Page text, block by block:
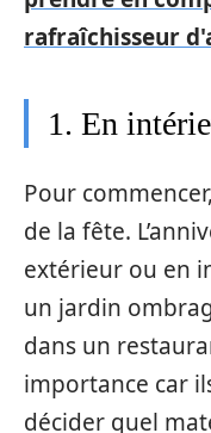
rafraîchisseur
1. En
Pour
de la fête.
extérieur ou en
un jardin
dans un
importance car
décider quel